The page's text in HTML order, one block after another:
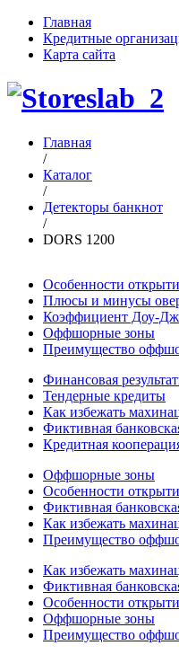
Главная
Кредитные
Карта сайта
Главная
/
Каталог
/
Детекторы банкнот
/
DORS 1200
Особенности
Плюсы и минусы
Коэффициент Доу-
Оффшорные зоны
Преимущество
Финансовая
Тендерные кредиты
Как избежать
Фиктивная
Кредитная
Оффшорные зоны
Особенности
Фиктивная
Как избежать
Преимущество
Как избежать
Фиктивная
Особенности
Оффшорные зоны
Преимущество